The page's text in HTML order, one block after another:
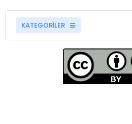
KATEGORİLER